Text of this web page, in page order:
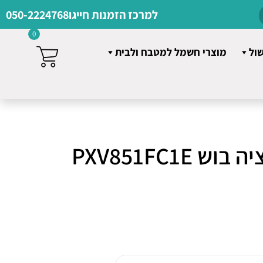
למרכז הזמנות חייגו050-2224768
מוצרי חשמל למטבח ולבית
כיריים אינדוקציה בוש PXV851FC1E
0